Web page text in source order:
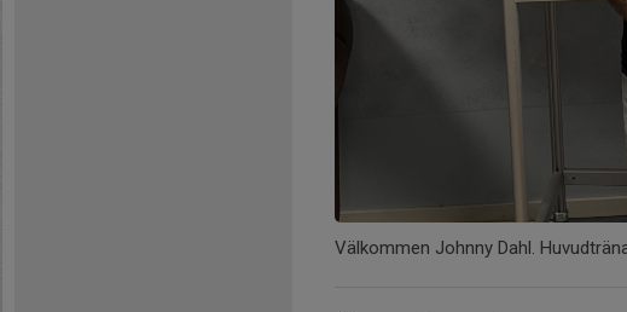
Välkommen Johnny Dahl.